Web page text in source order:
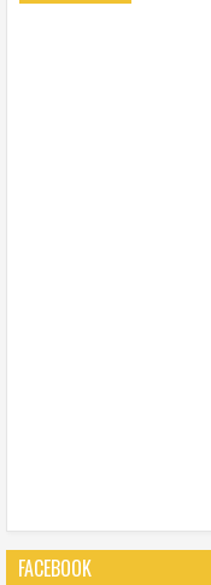
FACEBOOK